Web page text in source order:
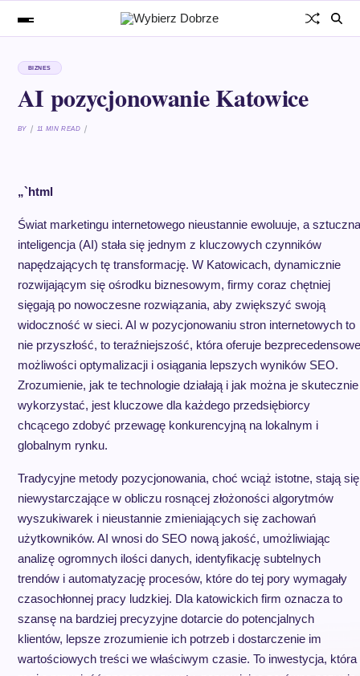
BIZNES
AI pozycjonowanie Katowice
BY 11 MIN READ
„`html
Świat marketingu internetowego nieustannie ewoluuje, a sztuczna
inteligencja (AI) stała się jednym z kluczowych czynników
napędzających tę transformację. W Katowicach, dynamicznie
rozwijającym się ośrodku biznesowym, firmy coraz chętniej
sięgają po nowoczesne rozwiązania, aby zwiększyć swoją
widoczność w sieci. AI w pozycjonowaniu stron internetowych to
nie przyszłość, to teraźniejszość, która oferuje bezprecedensowe
możliwości optymalizacji i osiągania lepszych wyników SEO.
Zrozumienie, jak te technologie działają i jak można je skutecznie
wykorzystać, jest kluczowe dla każdego przedsiębiorcy
chcącego zdobyć przewagę konkurencyjną na lokalnym i
globalnym rynku.
Tradycyjne metody pozycjonowania, choć wciąż istotne, stają się
niewystarczające w obliczu rosnącej złożoności algorytmów
wyszukiwarek i nieustannie zmieniających się zachowań
użytkowników. AI wnosi do SEO nową jakość, umożliwiając
analizę ogromnych ilości danych, identyfikację subtelnych
trendów i automatyzację procesów, które do tej pory wymagały
czasochłonnej pracy ludzkiej. Dla katowickich firm oznacza to
szansę na bardziej precyzyjne dotarcie do potencjalnych
klientów, lepsze zrozumienie ich potrzeb i dostarczenie im
wartościowych treści we właściwym czasie. To inwestycja, która